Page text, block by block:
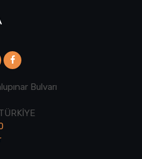
Bulvarı